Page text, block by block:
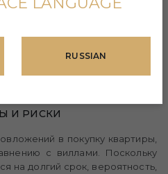
и развитой
И РИСКИ
в покупку квартиры,
с виллами. Поскольку
на долгий срок, вероятность,
RUSSIAN